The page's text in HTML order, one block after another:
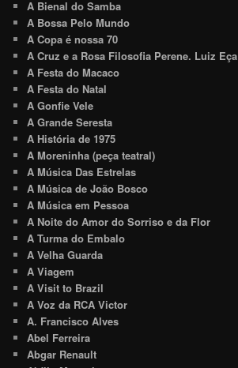
A Bienal do Samba
A Bossa Pelo Mundo
A Copa é nossa 70
A Cruz e a Rosa Filosofia Perene. Luiz Eça
A Festa do Macaco
A Festa do Natal
A Gonfie Vele
A Grande Seresta
A História de 1975
A Moreninha (peça teatral)
A Música Das Estrelas
A Música de João Bosco
A Música em Pessoa
A Noite do Amor do Sorriso e da Flor
A Turma do Embalo
A Velha Guarda
A Viagem
A Visit to Brazil
A Voz da RCA Victor
A. Francisco Alves
Abel Ferreira
Abgar Renault